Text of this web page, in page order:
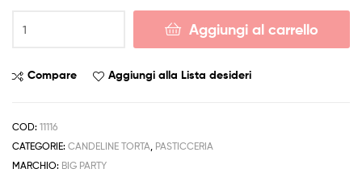
Numero
Gold
Party
quantità
Aggiungi al carrello
Compare Aggiungi alla Lista desideri
COD: 11116
CATEGORIE: CANDELINE TORTA, PASTICCERIA
MARCHIO: BIG PARTY